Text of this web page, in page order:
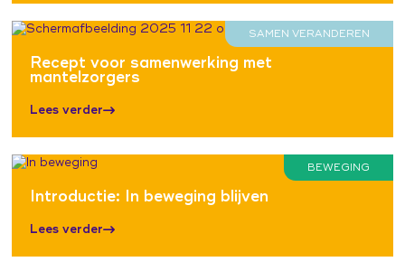
SAMEN VERANDEREN
Recept voor samenwerking met
mantelzorgers
Lees verder
BEWEGING
Introductie: In beweging blijven
Lees verder